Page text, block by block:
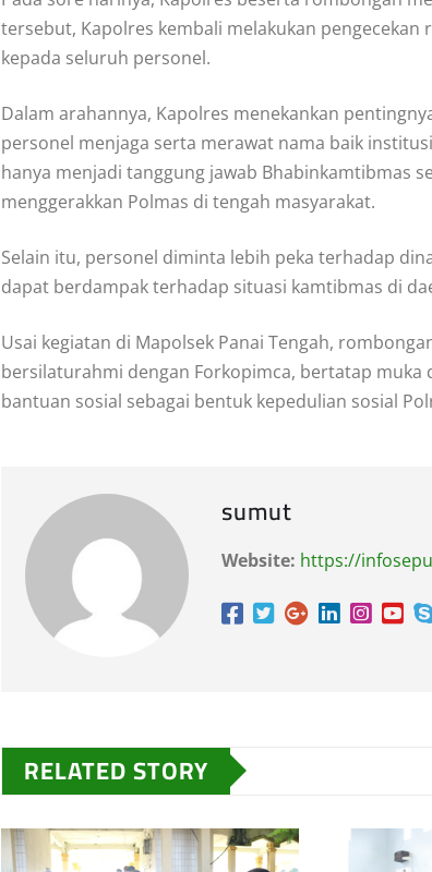
tersebut, Kapolres kembali melakukan
kepada seluruh personel.
Dalam arahannya, Kapolres menekankan
personel menjaga serta merawat nama baik
hanya menjadi tanggung jawab Bhabinkamtibmas
menggerakkan Polmas di tengah masyarakat.
Selain itu, personel diminta lebih peka terhadap
dapat berdampak terhadap situasi kamtibmas di
Usai kegiatan di Mapolsek Panai Tengah,
bersilaturahmi dengan Forkopimca, bertatap
bantuan sosial sebagai bentuk kepedulian sosial
sumut
Website: https://
RELATED STORY